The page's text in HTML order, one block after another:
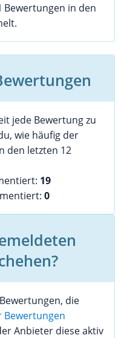
Bewertungen in den
jede Bewertung zu
wie häufig der
den letzten 12
19
0
die
Bewertungen
Anbieter diese aktiv